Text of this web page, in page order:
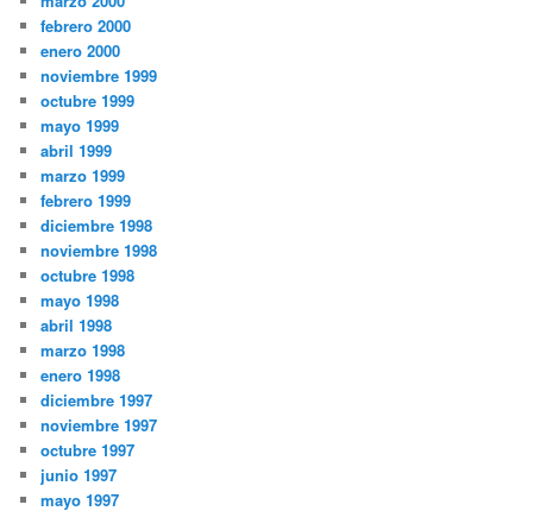
febrero 2000
enero 2000
noviembre 1999
octubre 1999
mayo 1999
abril 1999
marzo 1999
febrero 1999
diciembre 1998
noviembre 1998
octubre 1998
mayo 1998
abril 1998
marzo 1998
enero 1998
diciembre 1997
noviembre 1997
octubre 1997
junio 1997
mayo 1997